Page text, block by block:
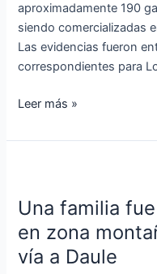
aproximadamente 190
siendo comercializadas
Las evidencias fueron
correspondientes para
Leer más »
Una familia
en zona
vía a Daule
fue
atacada
por
sujetos